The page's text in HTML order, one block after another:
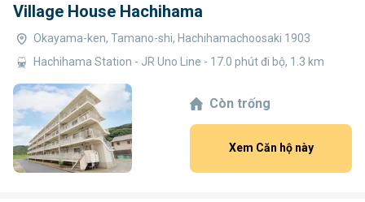
Village House Hachihama
Okayama-ken, Tamano-shi, Hachihamachoosaki 1903
Hachihama Station - JR Uno Line - 17.0 phút đi bộ, 1.3 km
Còn trống
Xem Căn hộ này